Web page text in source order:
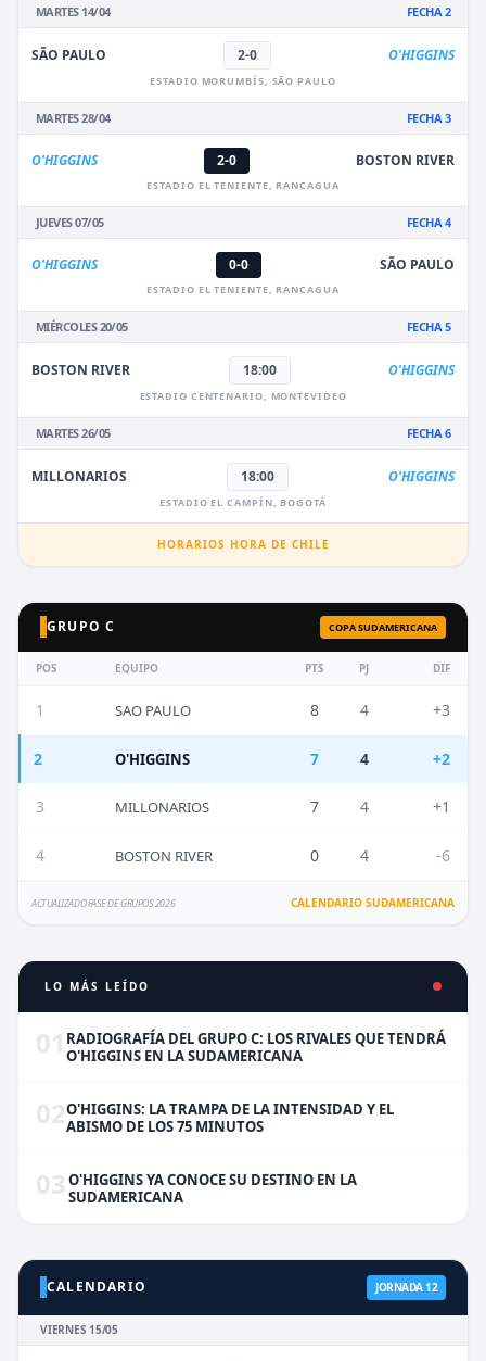
MARTES 14/04 FECHA 2
SÃO PAULO 2-0 O'HIGGINS
ESTADIO MORUMBÍS, SÃO PAULO
MARTES 28/04 FECHA 3
O'HIGGINS 2-0 BOSTON RIVER
ESTADIO EL TENIENTE, RANCAGUA
JUEVES 07/05 FECHA 4
O'HIGGINS 0-0 SÃO PAULO
ESTADIO EL TENIENTE, RANCAGUA
MIÉRCOLES 20/05 FECHA 5
BOSTON RIVER 18:00 O'HIGGINS
ESTADIO CENTENARIO, MONTEVIDEO
MARTES 26/05 FECHA 6
MILLONARIOS 18:00 O'HIGGINS
ESTADIO EL CAMPÍN, BOGOTÁ
HORARIOS HORA DE CHILE
GRUPO C COPA SUDAMERICANA
POS EQUIPO PTS PJ DIF
1 SAO PAULO 8 4 +3
2 O'HIGGINS 7 4 +2
3 MILLONARIOS 7 4 +1
4 BOSTON RIVER 0 4 -6
ACTUALIZADO FASE DE GRUPOS 2026 CALENDARIO SUDAMERICANA
LO MÁS LEÍDO
01 RADIOGRAFÍA DEL GRUPO C: LOS RIVALES QUE TENDRÁ
O'HIGGINS EN LA SUDAMERICANA
02O'HIGGINS: LA TRAMPA DE LA INTENSIDAD Y EL
ABISMO DE LOS 75 MINUTOS
03 O'HIGGINS YA CONOCE SU DESTINO EN LA
SUDAMERICANA
CALENDARIO JORNADA 12
VIERNES 15/05